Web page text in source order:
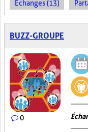
Échanges (13)
BUZZ-GROUPE
0